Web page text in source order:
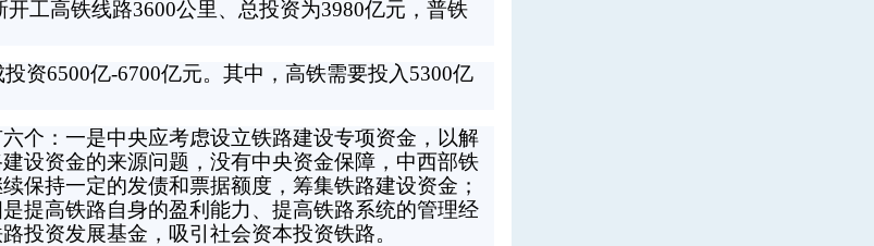
工高铁线路3600公里、总投资为3980亿元，普铁
6500亿-6700亿元。其中，高铁需要投入5300亿
：一是中央应考虑设立铁路建设专项资金，以解
设资金的来源问题，没有中央资金保障，中西部铁
保持一定的发债和票据额度，筹集铁路建设资金；
提高铁路自身的盈利能力、提高铁路系统的管理经
投资发展基金，吸引社会资本投资铁路。